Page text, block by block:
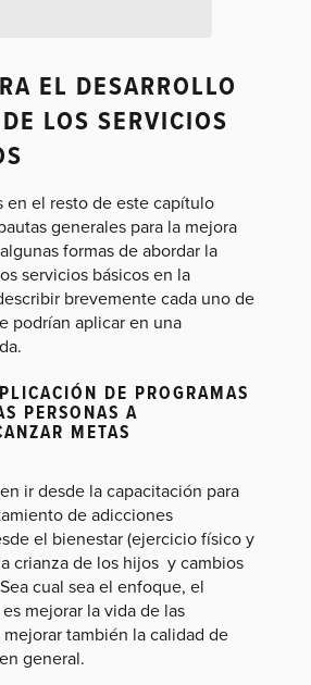
EL DESARROLLO
LOS SERVICIOS
en el resto de este capítulo
generales para la mejora
formas de abordar la
servicios básicos en la
brevemente cada uno de
podrían aplicar en una
DE PROGRAMAS
PERSONAS A
METAS
ir desde la capacitación para
de adicciones
el bienestar (ejercicio físico y
crianza de los hijos y cambios
cual sea el enfoque, el
mejorar la vida de las
también la calidad de
general.